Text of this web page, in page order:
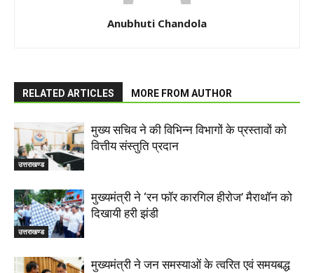
Anubhuti Chandola
RELATED ARTICLES MORE FROM AUTHOR
उत्तराखण्ड
मुख्य सचिव ने की विभिन्न विभागों के प्रस्तावों को
वित्तीय संस्तुति प्रदान
उत्तराखण्ड
मुख्यमंत्री ने ‘रन फॉर कारगिल हीरोज’ मैराथॉन को
दिखायी हरी झंडी
मुख्यमंत्री ने जन समस्याओं के त्वरित एवं समयबद्ध